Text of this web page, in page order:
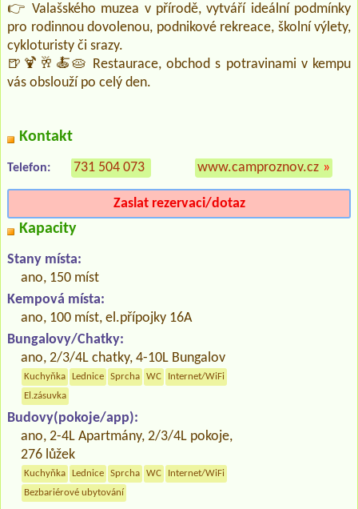
👉 Valašského muzea v přírodě, vytváří ideální podmínky
pro rodinnou dovolenou, podnikové rekreace, školní výlety,
cykloturisty či srazy.
🍺🍹🥂🍝🥧 Restaurace, obchod s potravinami v kempu
vás obslouží po celý den.
Kontakt
Telefon: 731 504 073 www.camproznov.cz »
Zaslat rezervaci/dotaz
Kapacity
Stany místa:
ano, 150 míst
Kempová místa:
ano, 100 míst, el.přípojky 16A
Bungalovy/Chatky:
ano, 2/3/4L chatky, 4-10L Bungalov
Kuchyňka Lednice Sprcha WC
Internet/WiFi
El.zásuvka
Budovy(pokoje/app):
ano, 2-4L Apartmány, 2/3/4L pokoje,
276 lůžek
Kuchyňka Lednice Sprcha WC
Internet/WiFi
Bezbariérové ubytování